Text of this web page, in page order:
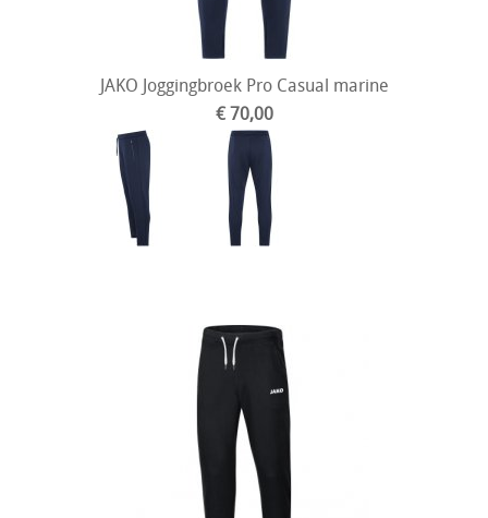
JAKO Joggingbroek Pro Casual marine
€ 70,00